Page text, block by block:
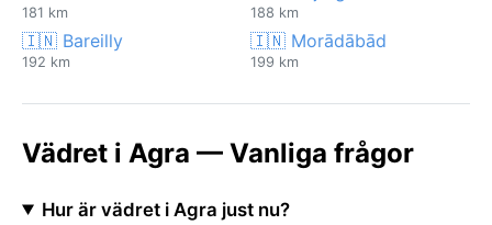
181 km 188 km
🇮🇳 Bareilly
192 km
🇮🇳 Morādābād
199 km
Vädret i Agra — Vanliga frågor
Hur är vädret i Agra just nu?